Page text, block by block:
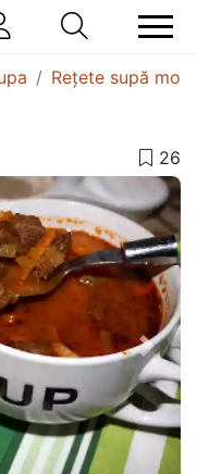
Rețete supă